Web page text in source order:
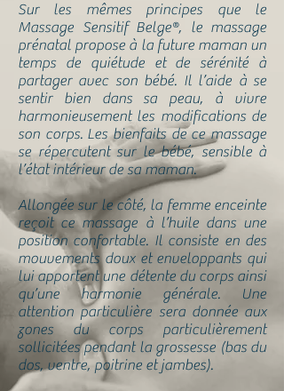
Sur les mêmes principes que le
Massage Sensitif Belge®, le massage
prénatal propose à la future maman un
temps de quiétude et de sérénité à
partager avec son bébé. Il l’aide à se
sentir bien dans sa peau, à vivre
harmonieusement les modifications de
son corps. Les bienfaits de ce massage
se répercutent sur le bébé, sensible à
l’état intérieur de sa maman.
Allongée sur le côté, la femme enceinte
reçoit ce massage à l’huile dans une
position confortable. Il consiste en des
mouvements doux et enveloppants qui
lui apportent une détente du corps ainsi
qu’une harmonie générale. Une
attention particulière sera donnée aux
zones du corps particulièrement
sollicitées pendant la grossesse (bas du
dos, ventre, poitrine et jambes).